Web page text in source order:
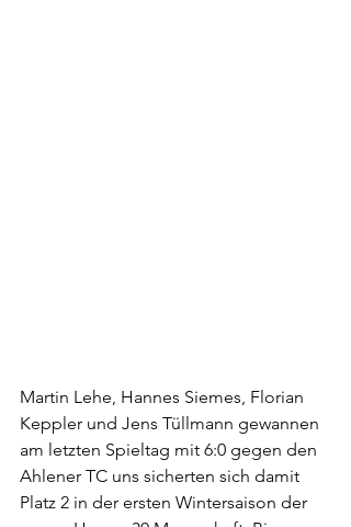
Martin Lehe, Hannes Siemes, Florian
Keppler und Jens Tüllmann gewannen
am letzten Spieltag mit 6:0 gegen den
Ahlener TC uns sicherten sich damit
Platz 2 in der ersten Wintersaison der